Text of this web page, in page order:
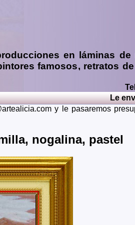
en láminas
famosos, retratos
grátis y sin
Barcelona, Burgos, Caceres,
La Rioja, Leon, Lerida, Lugo,
Soria, Tarragona, Teruel,
Le
y le pasaremos
nogalina, pastel